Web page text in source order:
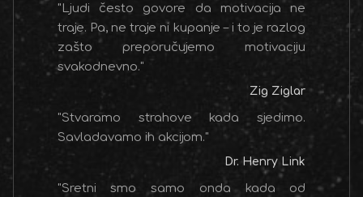
"Ljudi često govore da motivacija ne
traje. Pa, ne traje ni kupanje – i to je razlog
zašto preporučujemo motivaciju
svakodnevno."
Zig Ziglar
"Stvaramo strahove kada sjedimo.
Savladavamo ih akcijom."
Dr. Henry Link
"Sretni smo samo onda kada od